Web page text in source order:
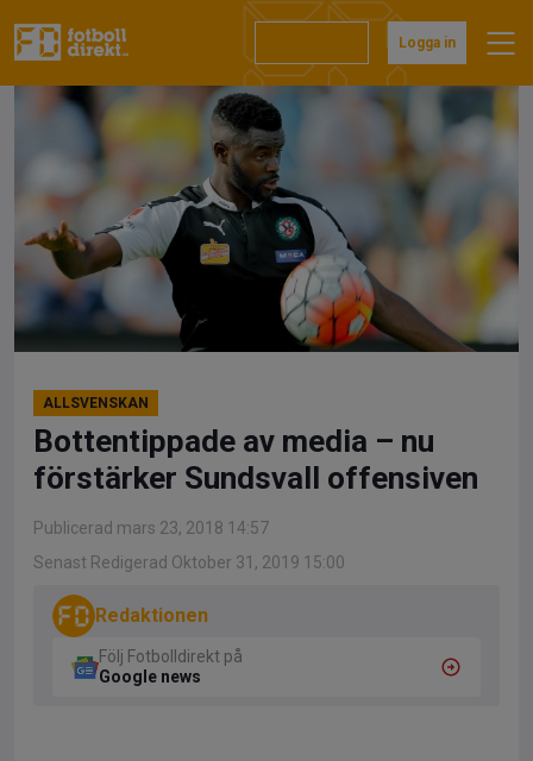
till
Logga in
ALLSVENSKAN
Bottentippade av media – nu
förstärker Sundsvall offensiven
Publicerad mars 23, 2018 14:57
Senast Redigerad Oktober 31, 2019 15:00
Redaktionen
Följ Fotbolldirekt på
Google news